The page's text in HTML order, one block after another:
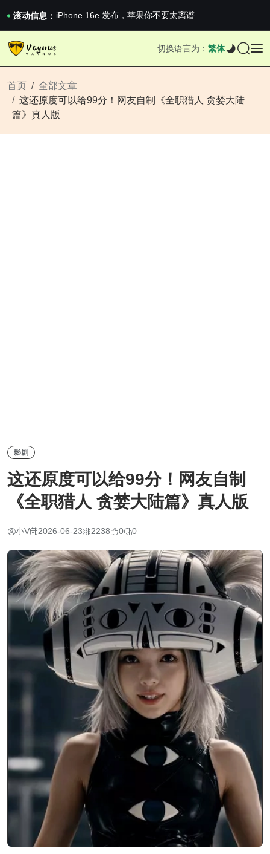
滚动信息： 2026澳网男单收官：全满贯对上全满亚，德约...
《巅峰守卫 Highguard》正式上线，官...
iPhone 16e 发布，苹果你不要太离谱
切换语言为： 繁体
首页
全部文章
这还原度可以给99分！网友自制《全职猎人 贪婪大陆
篇》真人版
影剧
这还原度可以给99分！网友自制
《全职猎人 贪婪大陆篇》真人版
小V 2026-06-23 2238 0 0